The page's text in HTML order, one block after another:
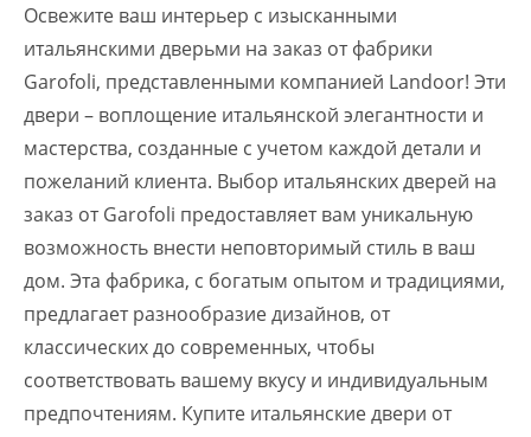
Освежите ваш интерьер с изысканными
итальянскими дверьми на заказ от фабрики
Garofoli, представленными компанией Landoor! Эти
двери – воплощение итальянской элегантности и
мастерства, созданные с учетом каждой детали и
пожеланий клиента. Выбор итальянских дверей на
заказ от Garofoli предоставляет вам уникальную
возможность внести неповторимый стиль в ваш
дом. Эта фабрика, с богатым опытом и традициями,
предлагает разнообразие дизайнов, от
классических до современных, чтобы
соответствовать вашему вкусу и индивидуальным
предпочтениям. Купите итальянские двери от